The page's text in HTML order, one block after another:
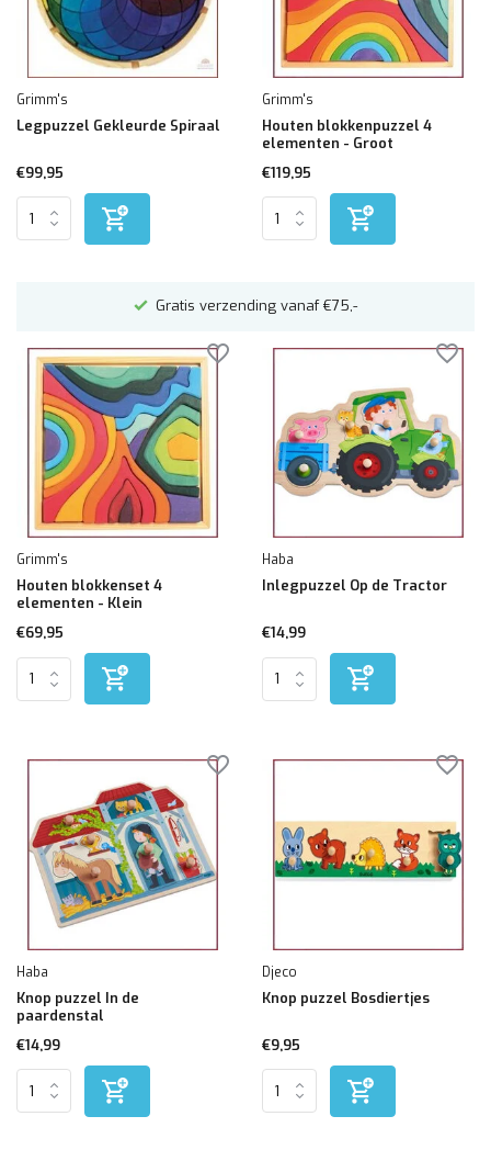
Grimm's
Legpuzzel Gekleurde Spiraal
€99,95
Grimm's
Houten blokkenpuzzel 4
elementen - Groot
€119,95
Gratis verzending vanaf €75,-
Grimm's
Houten blokkenset 4
elementen - Klein
€69,95
Haba
Inlegpuzzel Op de Tractor
€14,99
Haba
Knop puzzel In de
paardenstal
€14,99
Djeco
Knop puzzel Bosdiertjes
€9,95